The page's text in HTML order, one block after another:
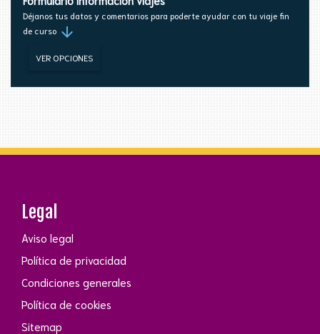
Déjanos tus datos y comentarios para poderte ayudar con tu viaje fin
de curso arrow_downward
VER OPCIONES
Legal
Aviso legal
Política de privacidad
Condiciones generales
Política de cookies
Sitemap